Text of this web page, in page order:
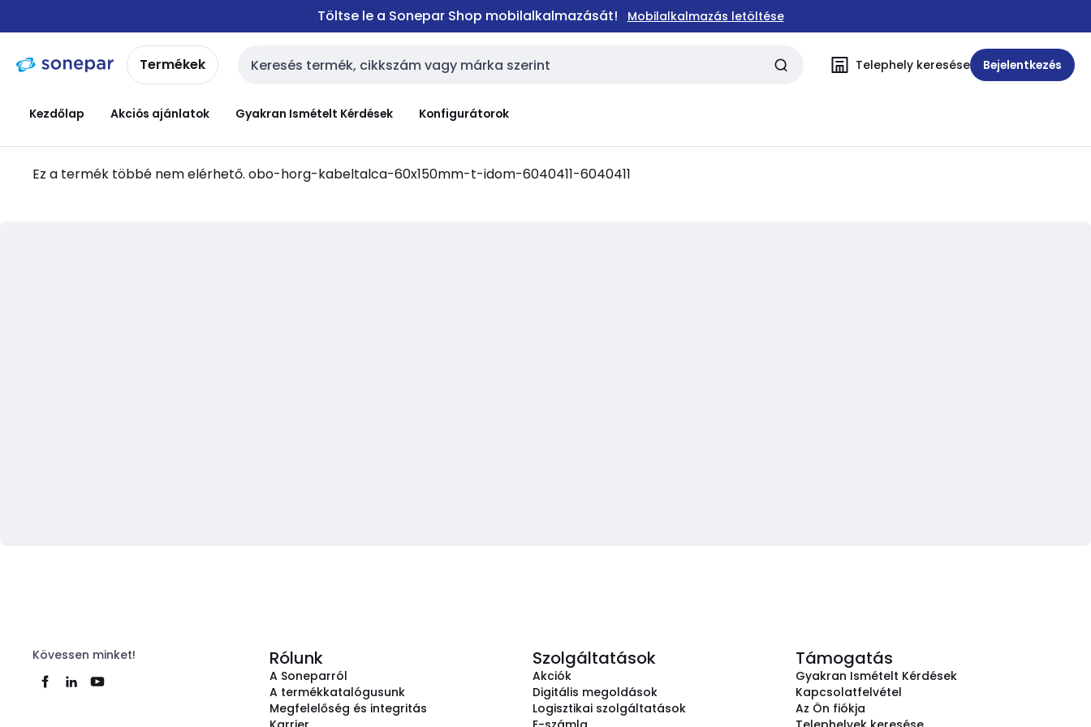
navigációhoztartalomra
Töltse le a Sonepar Shop mobilalkalmazását! Mobilalkalmazás letöltése
Termékek Keresési bemenet Telephely keresése Bejelentkezés
Kezdőlap Akciós ajánlatok Gyakran Ismételt Kérdések Konfigurátorok
Ez a termék többé nem elérhető. obo-horg-kabeltalca-60x150mm-t-idom-6040411-6040411
Kövessen minket! Rólunk
A Soneparról
A termékkatalógusunk
Megfelelőség és integritás
Szolgáltatások
Akciók
Digitális megoldások
Logisztikai szolgáltatások
Támogatás
Gyakran Ismételt Kérdések
Kapcsolatfelvétel
Az Ön fiókja